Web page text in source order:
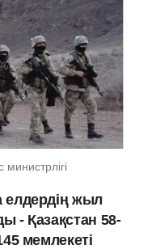
елдердің жыл
- Қазақстан 58-
мемлекеті